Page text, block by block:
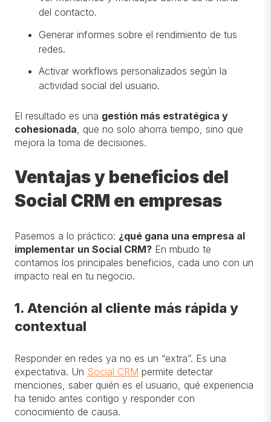
del contacto.
Generar informes sobre el rendimiento de tus
redes.
Activar workflows personalizados según la
actividad social del usuario.
El resultado es una gestión más estratégica y
cohesionada, que no solo ahorra tiempo, sino que
mejora la toma de decisiones.
Ventajas y beneficios del
Social CRM en empresas
Pasemos a lo práctico: ¿qué gana una empresa al
implementar un Social CRM? En mbudo te
contamos los principales beneficios, cada uno con un
impacto real en tu negocio.
1. Atención al cliente más rápida y
contextual
Responder en redes ya no es un “extra”. Es una
expectativa. Un Social CRM permite detectar
menciones, saber quién es el usuario, qué experiencia
ha tenido antes contigo y responder con
conocimiento de causa.